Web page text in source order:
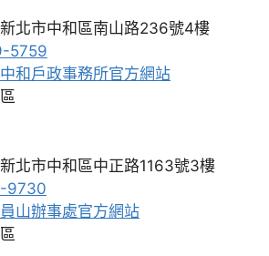
北市中和區南山路236號4樓
5759
和戶政事務所官方網站
北市中和區中正路1163號3樓
9730
山辦事處官方網站